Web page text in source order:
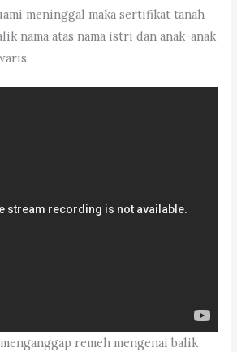
meninggal maka sertifikat tanah
nama atas nama istri dan anak-anak
remeh mengenai balik